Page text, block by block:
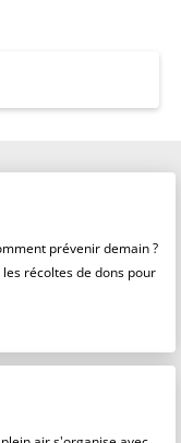
prévenir demain ?
récoltes de dons pour